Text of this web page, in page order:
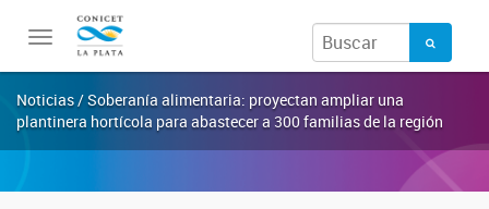
Toggle
navigation
Noticias / Soberanía alimentaria: proyectan ampliar una
plantinera hortícola para abastecer a 300 familias de la región